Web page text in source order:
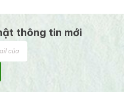
thông tin mới